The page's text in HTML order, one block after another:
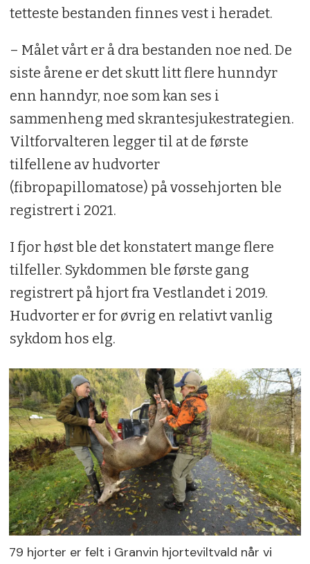
tetteste bestanden finnes vest i heradet.
– Målet vårt er å dra bestanden noe ned. De
siste årene er det skutt litt flere hunndyr
enn hanndyr, noe som kan ses i
sammenheng med skrantesjukestrategien.
Viltforvalteren legger til at de første
tilfellene av hudvorter
(fibropapillomatose) på vossehjorten ble
registrert i 2021.
I fjor høst ble det konstatert mange flere
tilfeller. Sykdommen ble første gang
registrert på hjort fra Vestlandet i 2019.
Hudvorter er for øvrig en relativt vanlig
sykdom hos elg.
79 hjorter er felt i Granvin hjorteviltvald når vi